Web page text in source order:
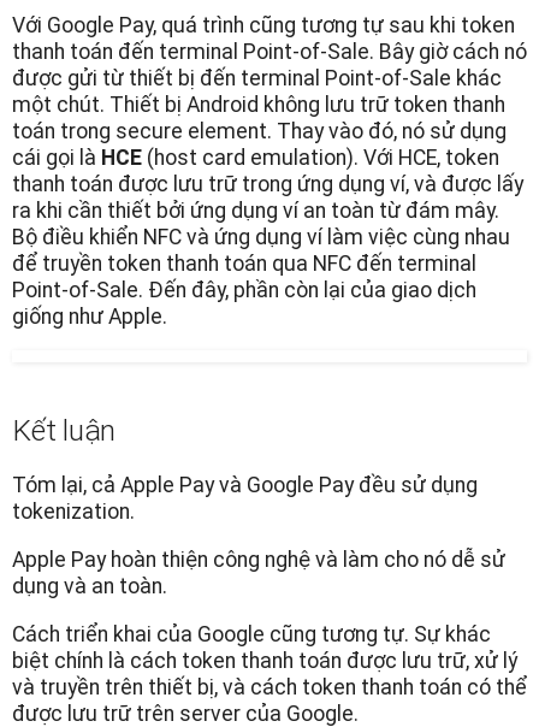
Với Google Pay, quá trình cũng tương tự sau khi token
thanh toán đến terminal Point-of-Sale. Bây giờ cách nó
được gửi từ thiết bị đến terminal Point-of-Sale khác
một chút. Thiết bị Android không lưu trữ token thanh
toán trong secure element. Thay vào đó, nó sử dụng
cái gọi là HCE (host card emulation). Với HCE, token
thanh toán được lưu trữ trong ứng dụng ví, và được lấy
ra khi cần thiết bởi ứng dụng ví an toàn từ đám mây.
Bộ điều khiển NFC và ứng dụng ví làm việc cùng nhau
để truyền token thanh toán qua NFC đến terminal
Point-of-Sale. Đến đây, phần còn lại của giao dịch
giống như Apple.
Kết luận
Tóm lại, cả Apple Pay và Google Pay đều sử dụng
tokenization.
Apple Pay hoàn thiện công nghệ và làm cho nó dễ sử
dụng và an toàn.
Cách triển khai của Google cũng tương tự. Sự khác
biệt chính là cách token thanh toán được lưu trữ, xử lý
và truyền trên thiết bị, và cách token thanh toán có thể
được lưu trữ trên server của Google.